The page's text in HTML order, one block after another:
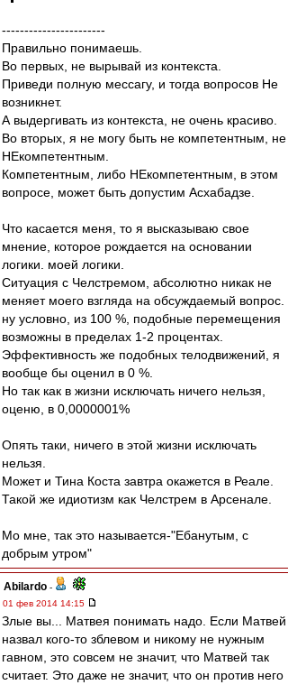
-----------------------
Правильно понимаешь.
Во первых, не вырывай из контекста.
Приведи полную мессагу, и тогда вопросов Не
возникнет.
А выдергивать из контекста, не очень красиво.
Во вторых, я не могу быть не компетентным, не
НЕкомпетентным.
Компетентным, либо НЕкомпетентным, в этом
вопросе, может быть допустим Асхабадзе.
Что касается меня, то я высказываю свое
мнение, которое рождается на основании
логики. моей логики.
Ситуация с Челстремом, абсолютно никак не
меняет моего взгляда на обсуждаемый вопрос.
ну условно, из 100 %, подобные перемещения
возможны в пределах 1-2 процентах.
Эффективность же подобных телодвижений, я
вообще бы оценил в 0 %.
Но так как в жизни исключать ничего нельзя,
оценю, в 0,0000001%
Опять таки, ничего в этой жизни исключать
нельзя.
Может и Тина Коста завтра окажется в Реале.
Такой же идиотизм как Челстрем в Арсенале.
Мо мне, так это называется-"Ебанутым, с
добрым утром"
Abilardo -
01 фев 2014 14:15
Злые вы... Матвея понимать надо. Если Матвей
назвал кого-то зблевом и никому не нужным
гавном, это совсем не значит, что Матвей так
считает. Это даже не значит, что он против него